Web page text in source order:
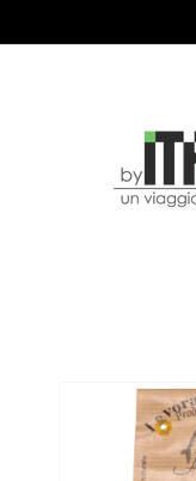
ai contenuti